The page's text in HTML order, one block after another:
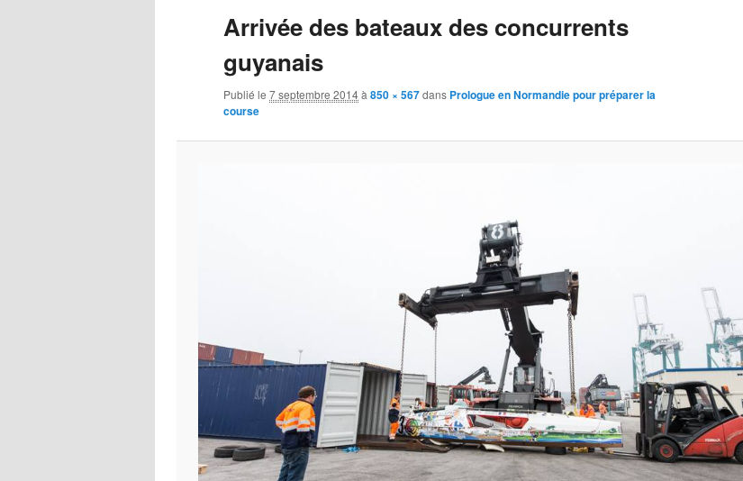
principal
secondaire
Arrivée des bateaux des concurrents
guyanais
Publié le 7 septembre 2014à 850 × 567dans Prologue en Normandie pour préparer la
course